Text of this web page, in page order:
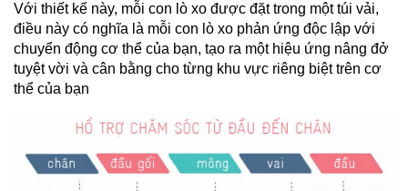
Với thiết kế này, mỗi con lò xo được đặt trong một túi vải,
điều này có nghĩa là mỗi con lò xo phản ứng độc lập với
chuyển động cơ thể của bạn, tạo ra một hiệu ứng nâng đở
tuyệt vời và cân bằng cho từng khu vực riêng biệt trên cơ
thể của bạn